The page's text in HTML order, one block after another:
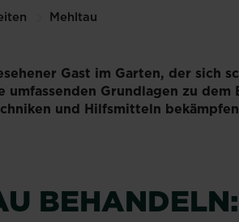
Mehltau
Gast im Garten, der sich
Grundlagen zu
und Hilfsmitteln